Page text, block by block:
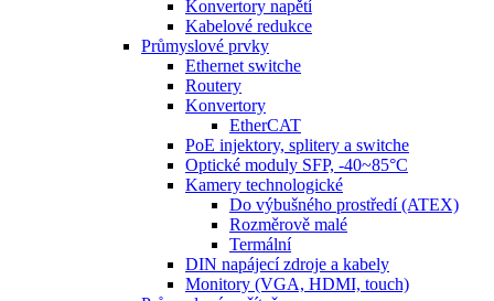
Konvertory napětí
Kabelové redukce
Průmyslové prvky
Ethernet switche
Routery
Konvertory
EtherCAT
PoE injektory, splitery a switche
Optické moduly SFP, -40~85°C
Kamery technologické
Do výbušného prostředí (ATEX)
Rozměrově malé
Termální
DIN napájecí zdroje a kabely
Monitory (VGA, HDMI, touch)